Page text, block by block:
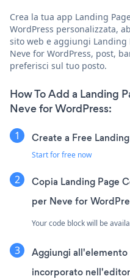
Crea la tua app Landing
WordPress personalizzata,
sito web e aggiungi Landing
Neve for WordPress, post,
preferisci sul tuo posto.
How To Add a Landing
Neve for WordPress:
Create a Free
Start for free now
Copia Landing Page
per Neve for
Your code block will be
Aggiungi
incorporato